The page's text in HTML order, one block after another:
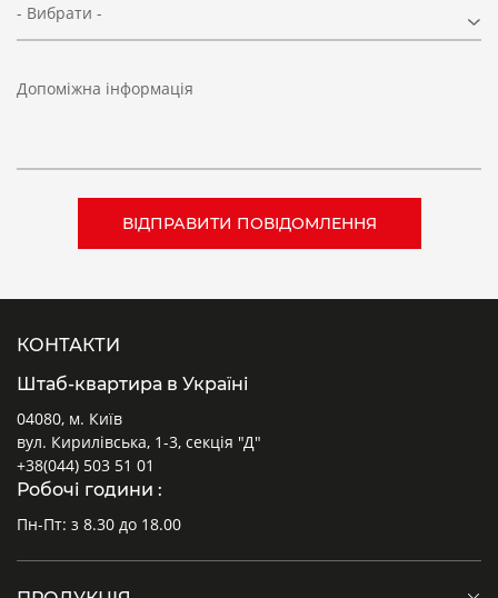
- Вибрати -
Допоміжна інформація
КОНТАКТИ
Штаб-квартира в Україні
04080, м. Київ
вул. Кирилівська, 1-3, секція "Д"
+38(044) 503 51 01
Робочі години :
Пн-Пт: з 8.30 до 18.00